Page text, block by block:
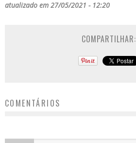
atualizado em 27/05/2021 - 12:20
COMPARTILHAR:
COMENTÁRIOS